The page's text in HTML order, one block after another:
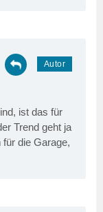
ist das für
Trend geht ja
die Garage,